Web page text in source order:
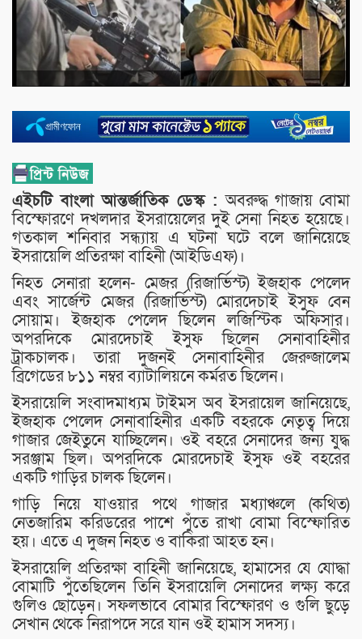
এইচটি বাংলা আন্তর্জাতিক ডেস্ক :অবরুদ্ধ গাজায় বোমা
বিস্ফোরণে দখলদার ইসরায়েলের দুই সেনা নিহত হয়েছে।
গতকাল শনিবার সন্ধ্যায় এ ঘটনা ঘটে বলে জানিয়েছে
ইসরায়েলি প্রতিরক্ষা বাহিনী (আইডিএফ)।
নিহত সেনারা হলেন- মেজর (রিজার্ভিস্ট) ইজহাক পেলেদ
এবং সার্জেন্ট মেজর (রিজার্ভিস্ট) মোরদেচাই ইসুফ বেন
সোয়াম। ইজহাক পেলেদ ছিলেন লজিস্টিক অফিসার।
অপরদিকে মোরদেচাই ইসুফ ছিলেন সেনাবাহিনীর
ট্রাকচালক। তারা দুজনই সেনাবাহিনীর জেরুজালেম
ব্রিগেডের ৮১১ নম্বর ব্যাটালিয়নে কর্মরত ছিলেন।
ইসরায়েলি সংবাদমাধ্যম টাইমস অব ইসরায়েল জানিয়েছে,
ইজহাক পেলেদ সেনাবাহিনীর একটি বহরকে নেতৃত্ব দিয়ে
গাজার জেইতুনে যাচ্ছিলেন। ওই বহরে সেনাদের জন্য যুদ্ধ
সরঞ্জাম ছিল। অপরদিকে মোরদেচাই ইসুফ ওই বহরের
একটি গাড়ির চালক ছিলেন।
গাড়ি নিয়ে যাওয়ার পথে গাজার মধ্যাঞ্চলে (কথিত)
নেতজারিম করিডরের পাশে পুঁতে রাখা বোমা বিস্ফোরিত
হয়। এতে এ দুজন নিহত ও বাকিরা আহত হন।
ইসরায়েলি প্রতিরক্ষা বাহিনী জানিয়েছে, হামাসের যে যোদ্ধা
বোমাটি পুঁতেছিলেন তিনি ইসরায়েলি সেনাদের লক্ষ্য করে
গুলিও ছোড়েন। সফলভাবে বোমার বিস্ফোরণ ও গুলি ছুড়ে
সেখান থেকে নিরাপদে সরে যান ওই হামাস সদস্য।